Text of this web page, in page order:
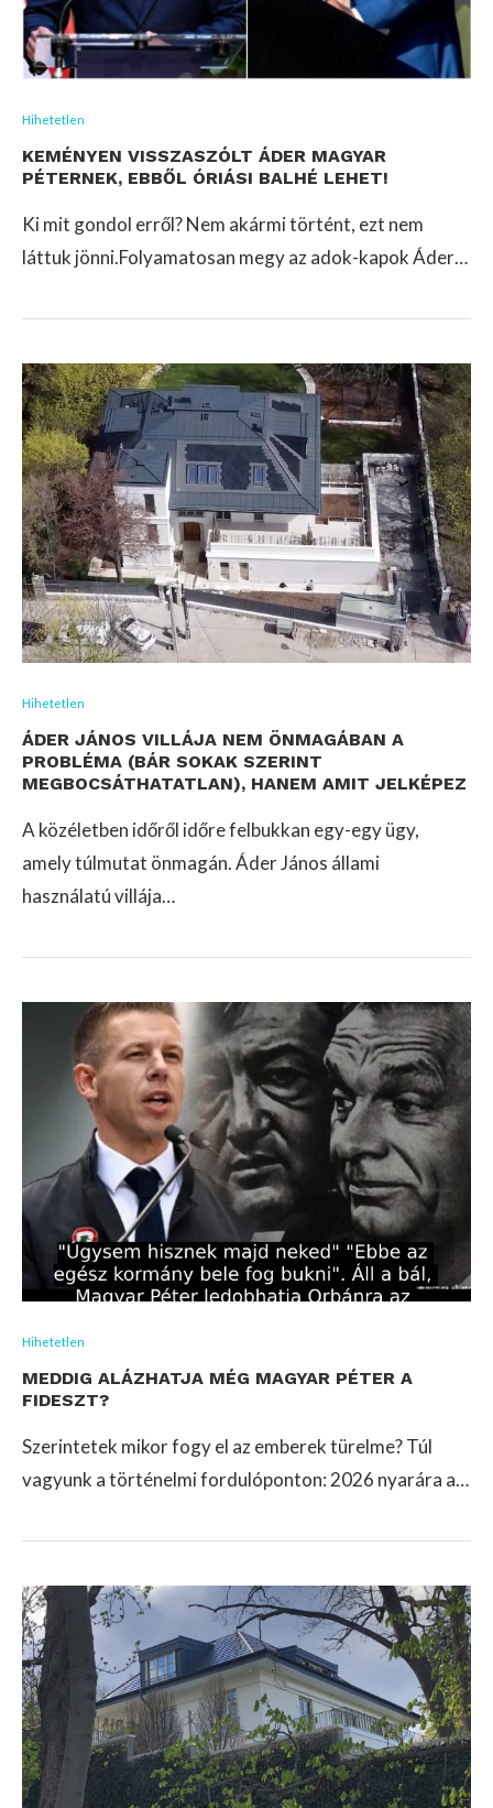
Hihetetlen
KEMÉNYEN VISSZASZÓLT ÁDER MAGYAR
PÉTERNEK, EBBŐL ÓRIÁSI BALHÉ LEHET!
Ki mit gondol erről? Nem akármi történt, ezt nem
láttuk jönni.Folyamatosan megy az adok-kapok Áder…
Hihetetlen
ÁDER JÁNOS VILLÁJA NEM ÖNMAGÁBAN A
PROBLÉMA (BÁR SOKAK SZERINT
MEGBOCSÁTHATATLAN), HANEM AMIT JELKÉPEZ
A közéletben időről időre felbukkan egy-egy ügy,
amely túlmutat önmagán. Áder János állami
használatú villája…
Hihetetlen
MEDDIG ALÁZHATJA MÉG MAGYAR PÉTER A
FIDESZT?
Szerintetek mikor fogy el az emberek türelme? Túl
vagyunk a történelmi fordulóponton: 2026 nyarára a…